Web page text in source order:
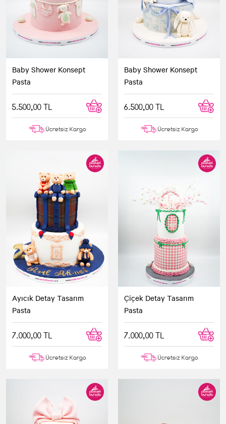
Baby Shower Konsept
Pasta
5.500,00 TL
Ücretsiz Kargo
Baby Shower Konsept
Pasta
6.500,00 TL
Ücretsiz Kargo
Ayıcık Detay Tasarım
Pasta
7.000,00 TL
Ücretsiz Kargo
Çiçek Detay Tasarım
Pasta
7.000,00 TL
Ücretsiz Kargo